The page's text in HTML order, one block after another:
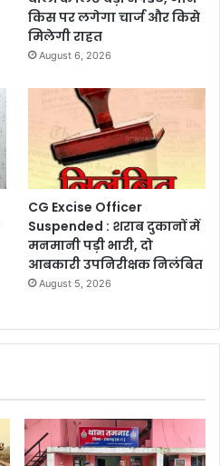
किस पर लगेगा चार्ज और किसे
मिलेगी राहत
August 6, 2026
CG Excise Officer
Suspended : शराब दुकानों में
मनमानी पड़ी भारी, दो
आबकारी उपनिरीक्षक निलंबित
August 5, 2026